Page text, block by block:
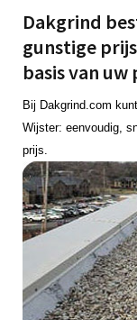
Dakgrind
gunstige
basis van
Bij Dakgrind.com
Wijster: eenvoudig,
prijs.